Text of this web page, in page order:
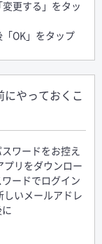
更する」をタッ
OK」をタップ
やっておくこ
ワードをお控え
プリをダウンロー
ードでログイン
しいメールアドレ